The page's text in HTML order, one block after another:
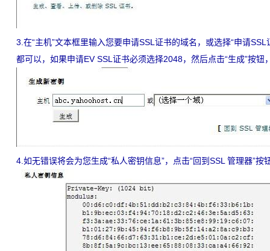
3.在“主机”文本框里输入您要申请SSL证书的域名，或选择“申请
都可以，如果申请EV SSL证书必须选择2048，然后点击“生成”按钮
4.如无错误将会为您生成“私人密钥信息”，点击“回到SSL 管理器”按